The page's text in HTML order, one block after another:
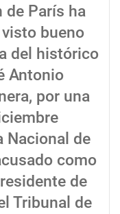
de París ha
bueno
del histórico
Antonio
por una
Nacional de
como
de
Tribunal de